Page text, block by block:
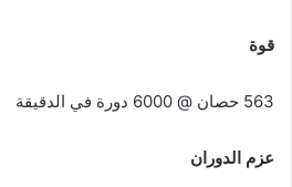
قوة
563 حصان @ 6000 دورة في الدقيقة
عزم الدوران